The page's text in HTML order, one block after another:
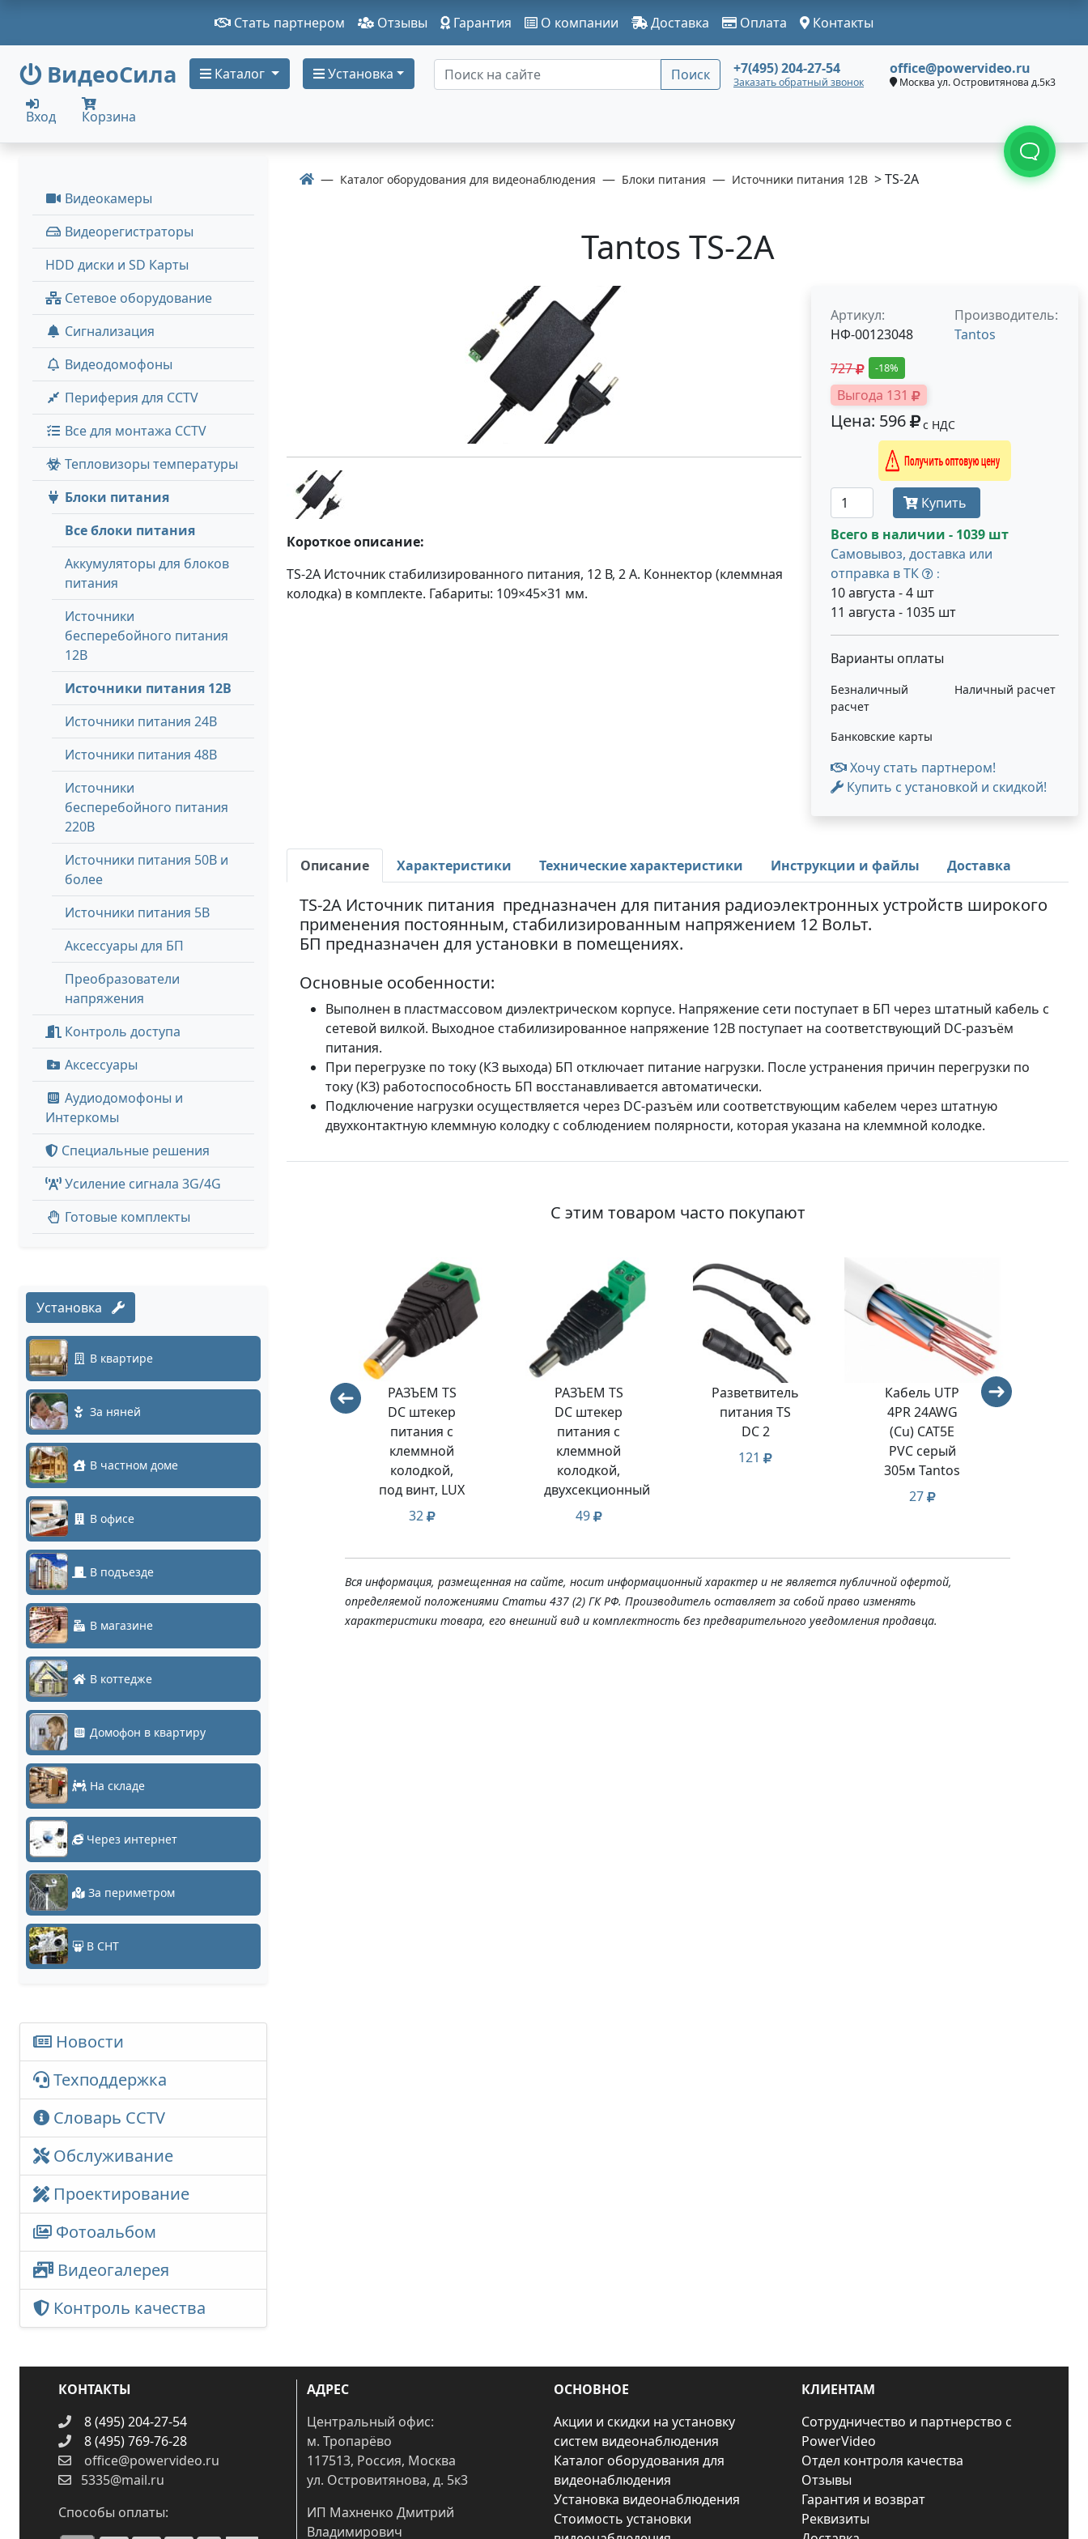
Стать партнером Отзывы Гарантия О компании Доставка Оплата Контакты
ВидеоСила Каталог Установка Поиск +7(495) 204-27-54
Заказать обратный звонок
office@powervideo.ru
Москва ул. Островитянова д.5к3
Вход Корзина
Видеокамеры
Видеорегистраторы
HDD диски и SD Карты
Сетевое оборудование
Сигнализация
Видеодомофоны
Периферия для CCTV
Все для монтажа CCTV
Тепловизоры температуры
Блоки питания
Все блоки питания
Аккумуляторы для блоков
питания
Источники
бесперебойного питания
12В
Источники питания 12В
Источники питания 24В
Источники питания 48В
Источники
бесперебойного питания
220В
Источники питания 50В и
более
Источники питания 5В
Аксессуары для БП
Преобразователи
напряжения
Контроль доступа
Аксессуары
Аудиодомофоны и
Интеркомы
Специальные решения
Усиление сигнала 3G/4G
Готовые комплекты
Установка
В квартире
За няней
В частном доме
В офисе
В подъезде
В магазине
В коттедже
Домофон в квартиру
На складе
Через интернет
За периметром
В СНТ
Новости
Техподдержка
Словарь CCTV
Обслуживание
Проектирование
Фотоальбом
Видеогалерея
Контроль качества
Каталог оборудования для видеонаблюдения Блоки питания Источники питания 12В > TS-2A
Tantos TS-2A
Короткое описание:
TS-2A Источник стабилизированного питания, 12 В, 2 А. Коннектор (клеммная
колодка) в комплекте. Габариты: 109×45×31 мм.
Артикул:
НФ-00123048
Производитель:
Tantos
727
-18%
Выгода 131
Цена: 596 с НДС
Получить оптовую цену
Купить
Всего в наличии - 1039 шт
Самовывоз, доставка или
отправка в ТК
:
10 августа - 4 шт
11 августа - 1035 шт
Варианты оплаты
Безналичный
расчет
Наличный расчет
Банковские карты
Хочу стать партнером!
Купить с установкой и скидкой!
Описание Характеристики Технические характеристики Инструкции и файлы Доставка
TS-2A Источник питания предназначен для питания радиоэлектронных устройств широкого
применения постоянным, стабилизированным напряжением 12 Вольт.
БП предназначен для установки в помещениях.
Основные особенности:
Выполнен в пластмассовом диэлектрическом корпусе. Напряжение сети поступает в БП через штатный кабель с
сетевой вилкой. Выходное стабилизированное напряжение 12В поступает на соответствующий DC-разъём
питания.
При перегрузке по току (КЗ выхода) БП отключает питание нагрузки. После устранения причин перегрузки по
току (КЗ) работоспособность БП восстанавливается автоматически.
Подключение нагрузки осуществляется через DC-разъём или соответствующим кабелем через штатную
двухконтактную клеммную колодку с соблюдением полярности, которая указана на клеммной колодке.
С этим товаром часто покупают
Кабель UTP
4PR 24AWG
(Cu) CAT5E
PVC серый
305м Tantos
27
TSt-
180
РАЗЪЕМ TS
DC штекер
питания с
клеммной
колодкой,
под винт, LUX
32
РАЗЪЕМ TS
DC штекер
питания с
клеммной
колодкой,
двухсекционный
49
Разветвитель
питания TS
DC 2
121
Кабель UTP
4PR 24AWG
(Cu) CAT5E
PVC серый
305м Tantos
27
Вся информация, размещенная на сайте, носит информационный характер и не является публичной офертой,
определяемой положениями Статьи 437 (2) ГК РФ. Производитель оставляет за собой право изменять
характеристики товара, его внешний вид и комплектность без предварительного уведомления продавца.
КОНТАКТЫ
8 (495) 204-27-54
8 (495) 769-76-28
office@powervideo.ru
5335@mail.ru
Способы оплаты:
АДРЕС
Центральный офис:
м. Тропарёво
117513, Россия, Москва
ул. Островитянова, д. 5к3
ИП Махненко Дмитрий
Владимирович
ОСНОВНОЕ
Акции и скидки на установку
систем видеонаблюдения
Каталог оборудования для
видеонаблюдения
Установка видеонаблюдения
Стоимость установки
КЛИЕНТАМ
Сотрудничество и партнерство с
PowerVideo
Отдел контроля качества
Отзывы
Гарантия и возврат
Реквизиты